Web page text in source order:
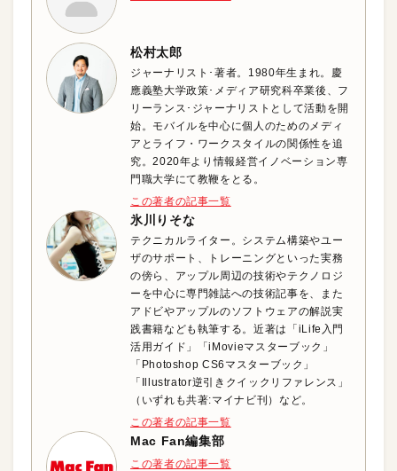
松村太郎
ジャーナリスト･著者。1980年生まれ。慶
應義塾大学政策･メディア研究科卒業後、フ
リーランス･ジャーナリストとして活動を開
始。モバイルを中心に個人のためのメディ
アとライフ・ワークスタイルの関係性を追
究。2020年より情報経営イノベーション専
門職大学にて教鞭をとる。
この著者の記事一覧
氷川りそな
テクニカルライター。システム構築やユー
ザのサポート、トレーニングといった実務
の傍ら、アップル周辺の技術やテクノロジ
ーを中心に専門雑誌への技術記事を、また
アドビやアップルのソフトウェアの解説実
践書籍なども執筆する。近著は「iLife入門
活用ガイド」「iMovieマスターブック」
「Photoshop CS6マスターブック」
「Illustrator逆引きクイックリファレンス」
（いずれも共著:マイナビ刊）など。
この著者の記事一覧
Mac Fan編集部
この著者の記事一覧